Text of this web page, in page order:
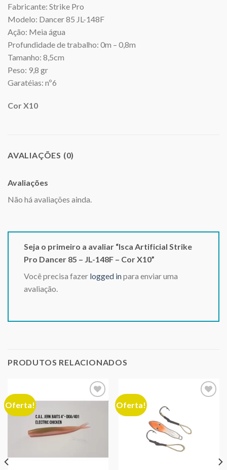
Fabricante: Strike Pro
Modelo: Dancer 85 JL-148F
Ação: Meia água
Profundidade de trabalho: 0m – 0,8m
Tamanho: 8,5cm
Peso: 9,8 gr
Garatéias: nº6
Cor X10
AVALIAÇÕES (0)
Avaliações
Não há avaliações ainda.
Seja o primeiro a avaliar “Isca Artificial Strike
Pro Dancer 85 – JL-148F – Cor X10”
Você precisa fazer logged inpara enviar uma
avaliação.
PRODUTOS RELACIONADOS
Oferta! Oferta!